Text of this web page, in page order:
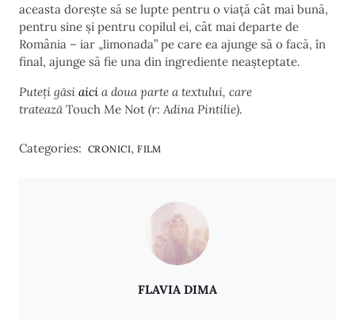
aceasta dorește să se lupte pentru o viață cât mai bună,
pentru sine și pentru copilul ei, cât mai departe de
România – iar „limonada” pe care ea ajunge să o facă, în
final, ajunge să fie una din ingrediente neașteptate.
Puteţi găsi aici a doua parte a textului, care
tratează Touch Me Not (r: Adina Pintilie).
Categories: CRONICI,FILM
FLAVIA DIMA